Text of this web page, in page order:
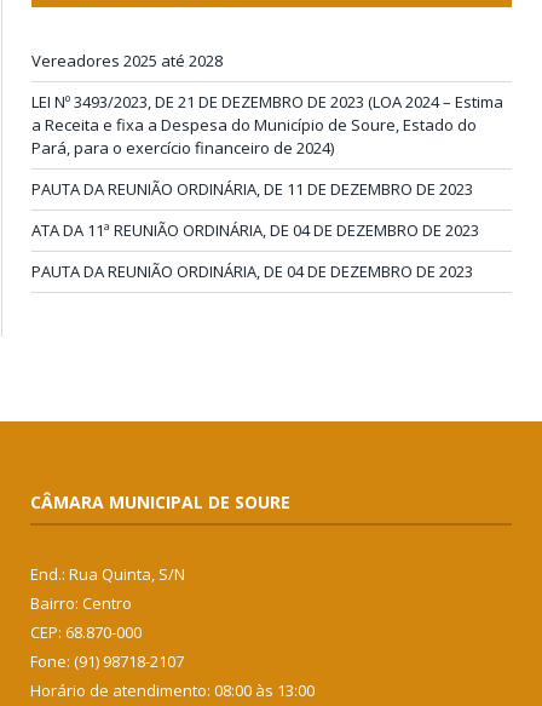
Vereadores 2025 até 2028
LEI Nº 3493/2023, DE 21 DE DEZEMBRO DE 2023 (LOA 2024 – Estima
a Receita e fixa a Despesa do Município de Soure, Estado do
Pará, para o exercício financeiro de 2024)
PAUTA DA REUNIÃO ORDINÁRIA, DE 11 DE DEZEMBRO DE 2023
ATA DA 11ª REUNIÃO ORDINÁRIA, DE 04 DE DEZEMBRO DE 2023
PAUTA DA REUNIÃO ORDINÁRIA, DE 04 DE DEZEMBRO DE 2023
CÂMARA MUNICIPAL DE SOURE
End.: Rua Quinta, S/N
Bairro: Centro
CEP: 68.870-000
Fone: (91) 98718-2107
Horário de atendimento: 08:00 às 13:00